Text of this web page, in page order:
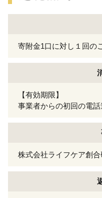
寄附金1口に対し１回の
【有効期限】
事業者からの初回の電
株式会社ライフケア創